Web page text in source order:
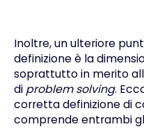
Inoltre, un ulteriore
definizione è la
soprattutto in merito
di problem solving.
corretta definizione di
comprende entrambi